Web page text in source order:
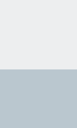
associées